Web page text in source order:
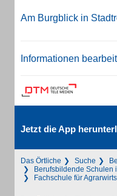
Am Burgblick in
Informationen
Jetzt die App
Das Örtliche Suche
Berufsbildende Schulen
Fachschule für